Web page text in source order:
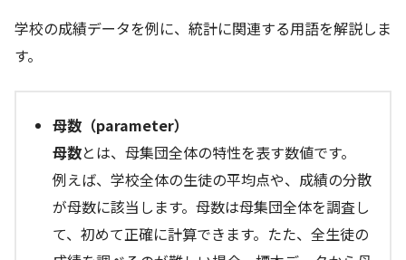
学校の成績データを例に、統計に関連する用語を解説しま
す。
母数（parameter）
母数とは、母集団全体の特性を表す数値です。
例えば、学校全体の生徒の平均点や、成績の分散
が母数に該当します。母数は母集団全体を調査し
て、初めて正確に計算できます。たた、全生徒の